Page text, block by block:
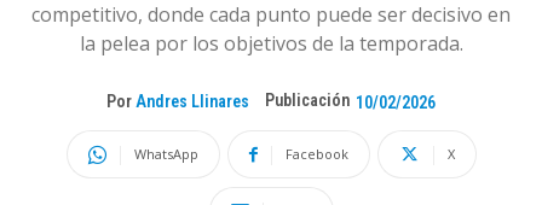
competitivo, donde cada punto puede ser decisivo en
la pelea por los objetivos de la temporada.
Por Andres Llinares Publicación 10/02/2026
WhatsApp Facebook X